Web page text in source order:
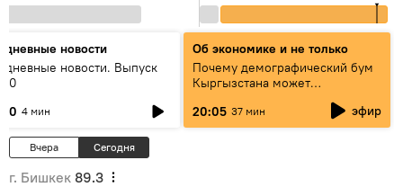
новости
новости. Выпуск
4 мин
Об экономике и не только
Почему демографический бум
Кыргызстана может
превратиться в проблему и как
этого избежать
20:05 37 мин эфир
Вчера Сегодня
г. Бишкек 89.3